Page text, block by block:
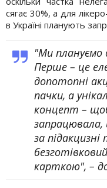
сягає 30%, а для
в Україні планують
"Ми плануємо
Перше – це
допотопні
пачки, а
концепт –
запрацювала,
за
карткою", –